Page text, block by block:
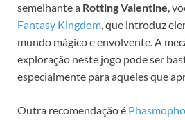
semelhante a Rotting Valentine,
Fantasy Kingdom, que introduz
mundo mágico e envolvente. A
exploração neste jogo pode ser
especialmente para aqueles que
Outra recomendação é